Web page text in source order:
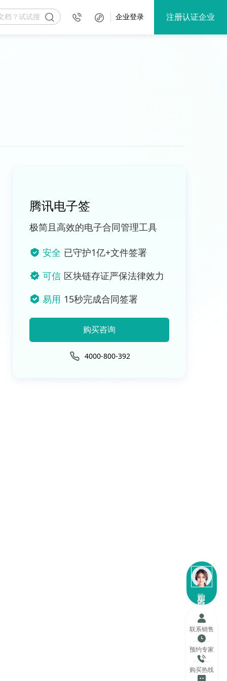
企业登录 注册认证企业
腾讯电子签
极简且高效的电子合同管理工具
安全 已守护1亿+文件签署
可信 区块链存证严保法律效力
易用 15秒完成合同签署
购买咨询
4000-800-392
购买咨询
联系销售
预约专家
购买热线